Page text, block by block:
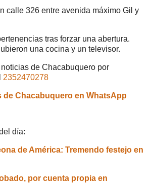
calle 326 entre avenida máximo Gil y
tras forzar una abertura.
una cocina y un televisor.
de Chacabuquero por
2352470278
de Chacabuquero en WhatsApp
día:
de América: Tremendo festejo en
por cuenta propia en